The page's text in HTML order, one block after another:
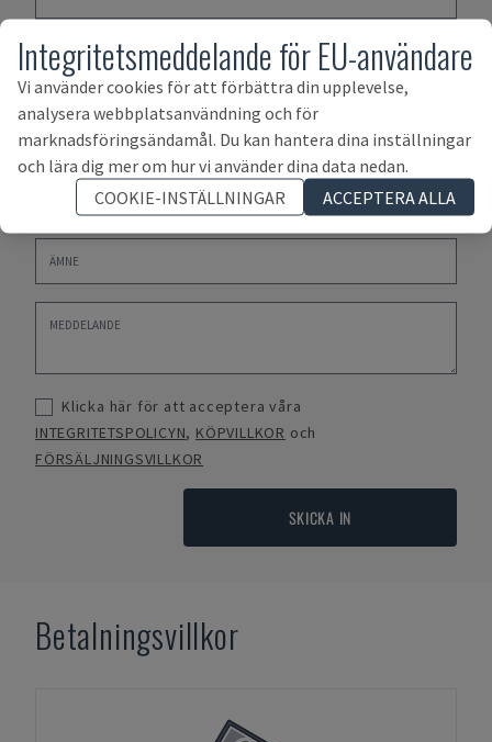
Klicka här för att acceptera våra
INTEGRITETSPOLICYN, KÖPVILLKOR och
FÖRSÄLJNINGSVILLKOR
SKICKA IN
Betalningsvillkor
Integritetsmeddelande för EU-användare
Vi använder cookies för att förbättra din upplevelse,
analysera webbplatsanvändning och för
marknadsföringsändamål. Du kan hantera dina inställningar
och lära dig mer om hur vi använder dina data nedan.
COOKIE-INSTÄLLNINGAR
ACCEPTERA ALLA